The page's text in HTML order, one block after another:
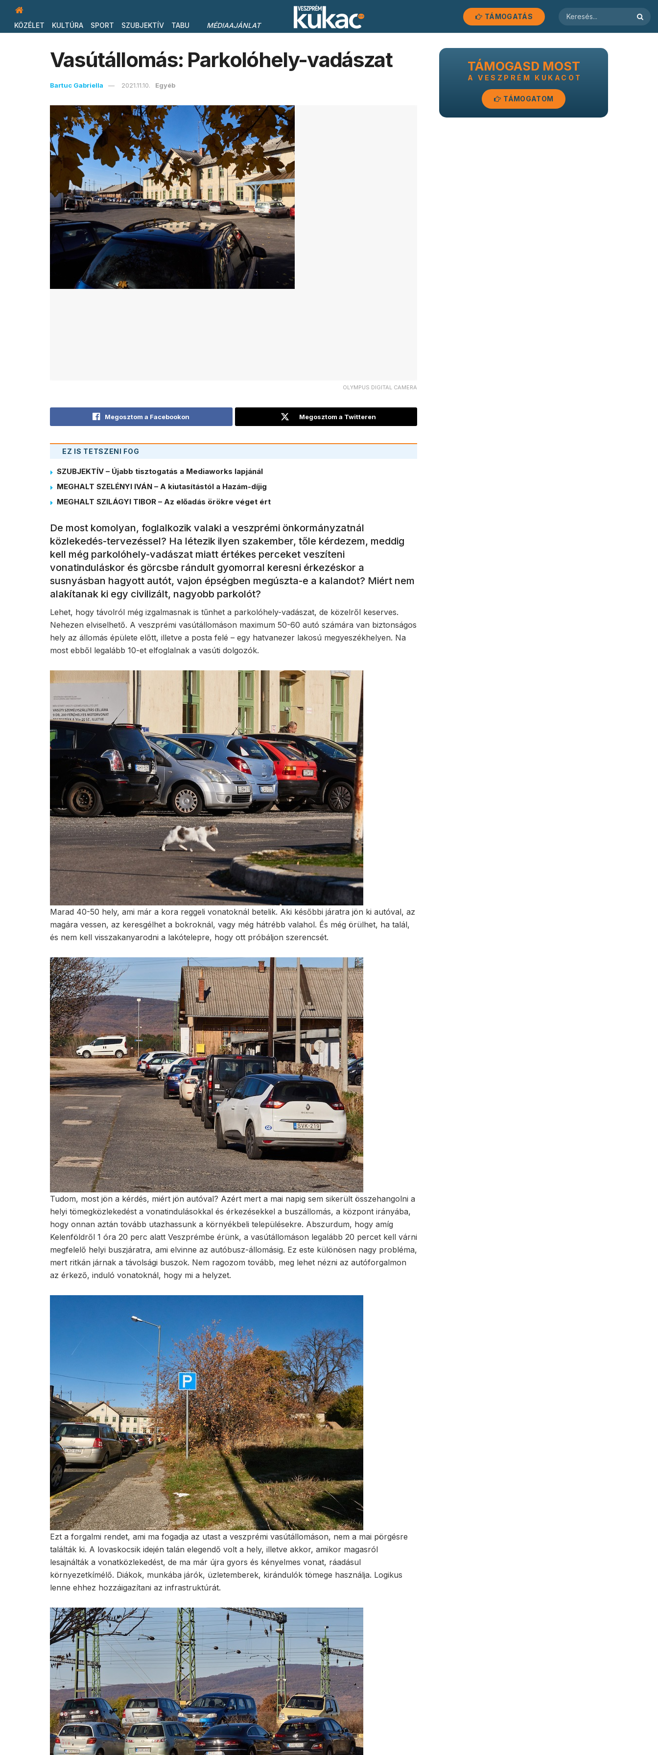
KÖZÉLET KULTÚRA SPORT SZUBJEKTÍV TABU MÉDIAAJÁNLAT
TÁMOGATÁS
Vasútállomás: Parkolóhely-vadászat
Bartuc Gabriella 2021.11.10. Egyéb
OLYMPUS DIGITAL CAMERA
Megosztom a Facebookon Megosztom a Twitteren
EZ IS TETSZENI FOG
SZUBJEKTÍV – Újabb tisztogatás a Mediaworks lapjánál
MEGHALT SZELÉNYI IVÁN – A kiutasítástól a Hazám-díjig
MEGHALT SZILÁGYI TIBOR – Az előadás örökre véget ért
De most komolyan, foglalkozik valaki a veszprémi önkormányzatnál
közlekedés-tervezéssel? Ha létezik ilyen szakember, tőle kérdezem, meddig
kell még parkolóhely-vadászat miatt értékes perceket veszíteni
vonatinduláskor és görcsbe rándult gyomorral keresni érkezéskor a
susnyásban hagyott autót, vajon épségben megúszta-e a kalandot? Miért nem
alakítanak ki egy civilizált, nagyobb parkolót?
Lehet, hogy távolról még izgalmasnak is tűnhet a parkolóhely-vadászat, de közelről keserves.
Nehezen elviselhető. A veszprémi vasútállomáson maximum 50-60 autó számára van biztonságos
hely az állomás épülete előtt, illetve a posta felé – egy hatvanezer lakosú megyeszékhelyen. Na
most ebből legalább 10-et elfoglalnak a vasúti dolgozók.
Marad 40-50 hely, ami már a kora reggeli vonatoknál betelik. Aki későbbi járatra jön ki autóval, az
magára vessen, az keresgélhet a bokroknál, vagy még hátrébb valahol. És még örülhet, ha talál,
és nem kell visszakanyarodni a lakótelepre, hogy ott próbáljon szerencsét.
Tudom, most jön a kérdés, miért jön autóval? Azért mert a mai napig sem sikerült összehangolni a
helyi tömegközlekedést a vonatindulásokkal és érkezésekkel a buszállomás, a központ irányába,
hogy onnan aztán tovább utazhassunk a környékbeli településekre. Abszurdum, hogy amíg
Kelenföldről 1 óra 20 perc alatt Veszprémbe érünk, a vasútállomáson legalább 20 percet kell várni
megfelelő helyi buszjáratra, ami elvinne az autóbusz-állomásig. Ez este különösen nagy probléma,
mert ritkán járnak a távolsági buszok. Nem ragozom tovább, meg lehet nézni az autóforgalmon
az érkező, induló vonatoknál, hogy mi a helyzet.
Ezt a forgalmi rendet, ami ma fogadja az utast a veszprémi vasútállomáson, nem a mai pörgésre
találták ki. A lovaskocsik idején talán elegendő volt a hely, illetve akkor, amikor magasról
lesajnálták a vonatközlekedést, de ma már újra gyors és kényelmes vonat, ráadásul
környezetkímélő. Diákok, munkába járók, üzletemberek, kirándulók tömege használja. Logikus
lenne ehhez hozzáigazítani az infrastruktúrát.
TÁMOGASD MOST
A VESZPRÉM KUKACOT
TÁMOGATOM